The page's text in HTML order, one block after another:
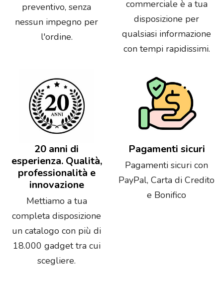
preventivo, senza
nessun impegno per
l'ordine.
commerciale è a tua
disposizione per
qualsiasi informazione
con tempi rapidissimi.
20 anni di
esperienza. Qualità,
professionalità e
innovazione
Mettiamo a tua
completa disposizione
un catalogo con più di
18.000 gadget tra cui
scegliere.
Pagamenti sicuri
Pagamenti sicuri con
PayPal, Carta di Credito
e Bonifico